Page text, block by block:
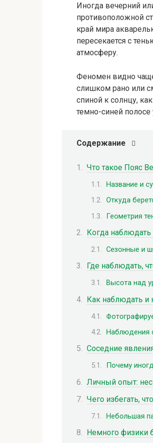
Иногда вечерний
противоположной
край мира
пересекается с
атмосферу.
Феномен видно
слишком рано или
спиной к солнцу,
темно-синей полосе
Содержание
Что такое Пояс
Название и
Откуда
Геометрия
Когда наблюдать
Сезонные и
Где наблюдать,
Высота над
Как наблюдать и
Наблюдения
Соседние
Почему
Личный опыт:
Чего избегать,
Небольшая
Немного физики